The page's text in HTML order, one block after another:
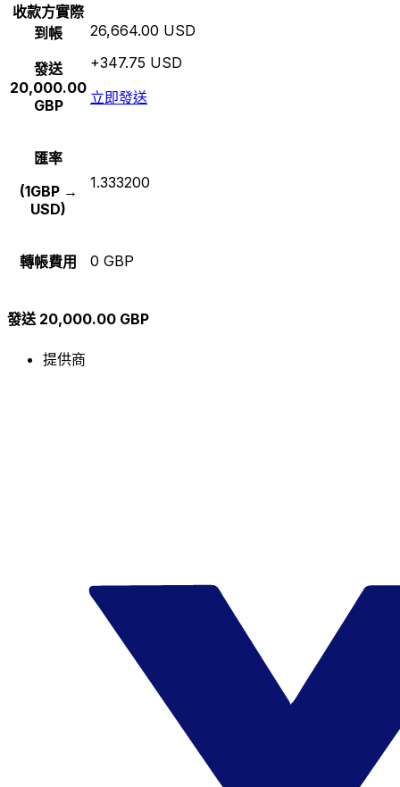
收款方實際
到帳
發送
20,000.00
GBP
26,664.00 USD
+347.75 USD
立即發送
匯率
(1GBP →
USD)
1.333200
轉帳費用 0 GBP
發送 20,000.00 GBP
提供商